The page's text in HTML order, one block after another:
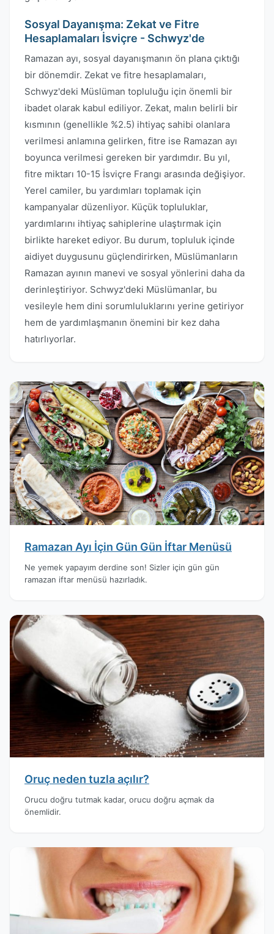
Sosyal Dayanışma: Zekat ve Fitre
Hesaplamaları İsviçre - Schwyz'de
Ramazan ayı, sosyal dayanışmanın ön plana çıktığı
bir dönemdir. Zekat ve fitre hesaplamaları,
Schwyz'deki Müslüman topluluğu için önemli bir
ibadet olarak kabul ediliyor. Zekat, malın belirli bir
kısmının (genellikle %2.5) ihtiyaç sahibi olanlara
verilmesi anlamına gelirken, fitre ise Ramazan ayı
boyunca verilmesi gereken bir yardımdır. Bu yıl,
fitre miktarı 10-15 İsviçre Frangı arasında değişiyor.
Yerel camiler, bu yardımları toplamak için
kampanyalar düzenliyor. Küçük topluluklar,
yardımlarını ihtiyaç sahiplerine ulaştırmak için
birlikte hareket ediyor. Bu durum, topluluk içinde
aidiyet duygusunu güçlendirirken, Müslümanların
Ramazan ayının manevi ve sosyal yönlerini daha da
derinleştiriyor. Schwyz'deki Müslümanlar, bu
vesileyle hem dini sorumluluklarını yerine getiriyor
hem de yardımlaşmanın önemini bir kez daha
hatırlıyorlar.
Ramazan Ayı İçin Gün Gün İftar Menüsü
Ne yemek yapayım derdine son! Sizler için gün gün
ramazan iftar menüsü hazırladık.
Oruç neden tuzla açılır?
Orucu doğru tutmak kadar, orucu doğru açmak da
önemlidir.